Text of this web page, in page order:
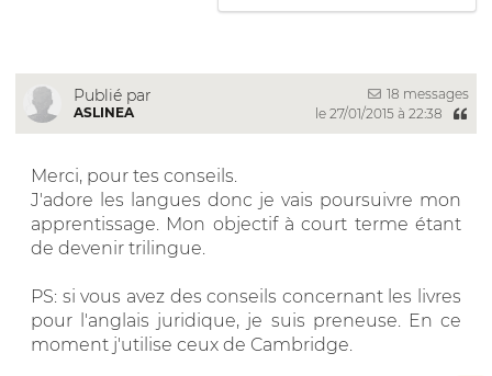
Publié par
ASLINEA
18 messages
le 27/01/2015 à 22:38
Merci, pour tes conseils.
J'adore les langues donc je vais poursuivre mon
apprentissage. Mon objectif à court terme étant
de devenir trilingue.
PS: si vous avez des conseils concernant les livres
pour l'anglais juridique, je suis preneuse. En ce
moment j'utilise ceux de Cambridge.